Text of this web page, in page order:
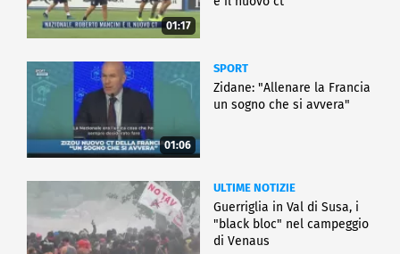
01:17
01:06
SPORT
Zidane: "Allenare la Francia
un sogno che si avvera"
ULTIME NOTIZIE
Guerriglia in Val di Susa, i
"black bloc" nel campeggio
di Venaus